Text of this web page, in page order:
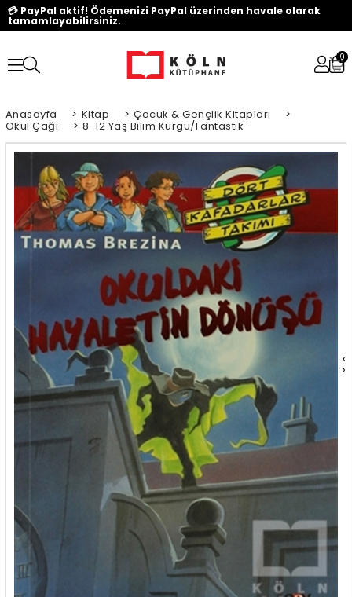
💳 PayPal aktif! Ödemenizi PayPal üzerinden havale olarak
tamamlayabilirsiniz.
0
Anasayfa > Kitap > Çocuk & Gençlik Kitapları >
Okul Çağı > 8-12 Yaş Bilim Kurgu/Fantastik
‹
›